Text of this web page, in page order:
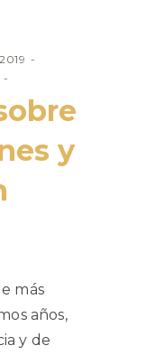
y
más
años,
y de